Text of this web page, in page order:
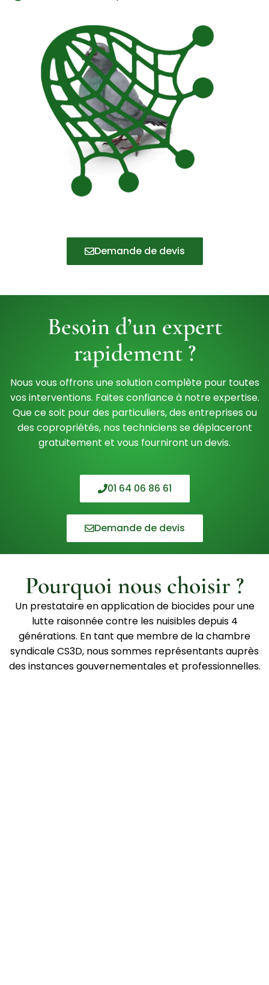
Demande de devis
Besoin d’un expert
rapidement ?
Nous vous offrons une solution complète pour toutes
vos interventions. Faites confiance à notre expertise.
Que ce soit pour des particuliers, des entreprises ou
des copropriétés, nos techniciens se déplaceront
gratuitement et vous fourniront un devis.
01 64 06 86 61
Demande de devis
Pourquoi nous choisir ?
Un prestataire en application de biocides pour une
lutte raisonnée contre les nuisibles depuis 4
générations. En tant que membre de la chambre
syndicale CS3D, nous sommes représentants auprès
des instances gouvernementales et professionnelles.